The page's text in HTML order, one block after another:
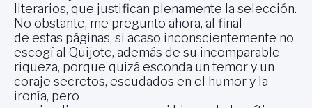
literarios, que justifican plenamente la selección.
No obstante, me pregunto ahora, al final
de estas páginas, si acaso inconscientemente no
escogí al Quijote, además de su incomparable
riqueza, porque quizá esconda un temor y un
coraje secretos, escudados en el humor y la
ironía, pero